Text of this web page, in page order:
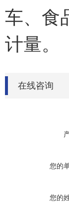
车、食
计量。
在线咨询
您的
您的